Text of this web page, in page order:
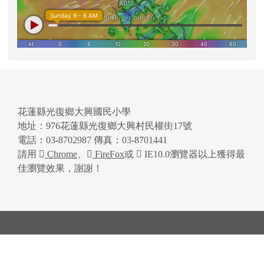
花蓮縣光復鄉大興國民小學
地址：976花蓮縣光復鄉大興村民權街17號
電話：03-8702987 傳真：03-8701441
請用
Chrome FireFox或
IE10.0瀏覽器以上獲得最
佳瀏覽效果，謝謝！